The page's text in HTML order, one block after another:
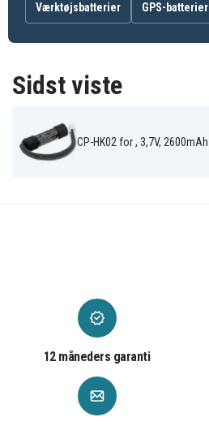
Værktøjsbatterier GPS-batterier
Sidst viste
CP-HK02 for , 3,7V, 2600mAh
12 måneders garanti